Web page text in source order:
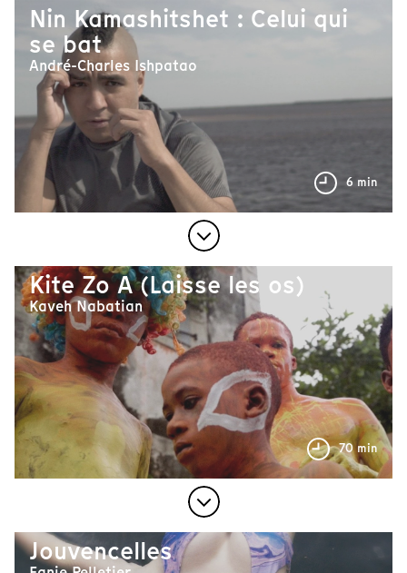
Nin Kamashitshet : Celui qui
se bat
André-Charles Ishpatao
6 min
Kite Zo A (Laisse les os)
Kaveh Nabatian
70 min
Jouvencelles